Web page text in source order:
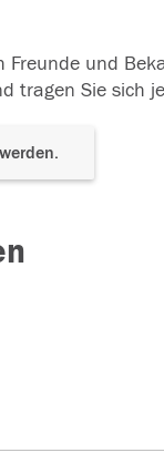
und
tragen Sie sich